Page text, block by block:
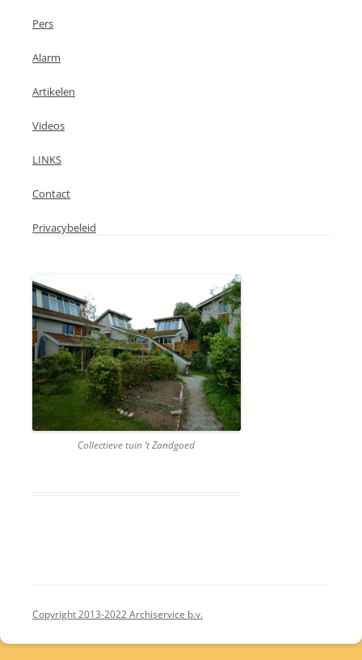
Pers
Alarm
Artikelen
Videos
LINKS
Contact
Privacybeleid
Collectieve tuin ‘t Zandgoed
Copyright 2013-2022 Archiservice b.v.